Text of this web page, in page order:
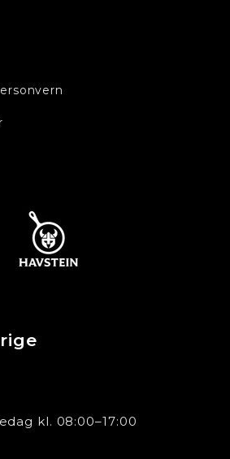
kl. 08:00–17:00